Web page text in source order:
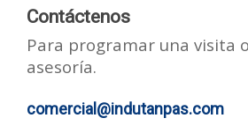
Contáctenos
Para programar una visita
asesoría.
comercial@indutanpas.com